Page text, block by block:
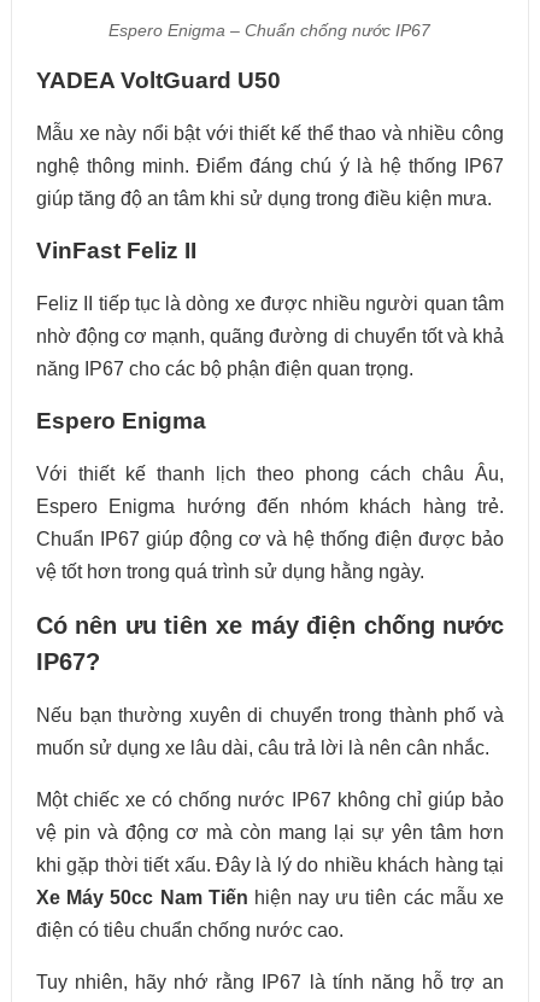
Espero Enigma – Chuẩn chống nước IP67
YADEA VoltGuard U50
Mẫu xe này nổi bật với thiết kế thể thao và nhiều công
nghệ thông minh. Điểm đáng chú ý là hệ thống IP67
giúp tăng độ an tâm khi sử dụng trong điều kiện mưa.
VinFast Feliz II
Feliz II tiếp tục là dòng xe được nhiều người quan tâm
nhờ động cơ mạnh, quãng đường di chuyển tốt và khả
năng IP67 cho các bộ phận điện quan trọng.
Espero Enigma
Với thiết kế thanh lịch theo phong cách châu Âu,
Espero Enigma hướng đến nhóm khách hàng trẻ.
Chuẩn IP67 giúp động cơ và hệ thống điện được bảo
vệ tốt hơn trong quá trình sử dụng hằng ngày.
Có nên ưu tiên xe máy điện chống nước
IP67?
Nếu bạn thường xuyên di chuyển trong thành phố và
muốn sử dụng xe lâu dài, câu trả lời là nên cân nhắc.
Một chiếc xe có chống nước IP67 không chỉ giúp bảo
vệ pin và động cơ mà còn mang lại sự yên tâm hơn
khi gặp thời tiết xấu. Đây là lý do nhiều khách hàng tại
Xe Máy 50cc Nam Tiến hiện nay ưu tiên các mẫu xe
điện có tiêu chuẩn chống nước cao.
Tuy nhiên, hãy nhớ rằng IP67 là tính năng hỗ trợ an